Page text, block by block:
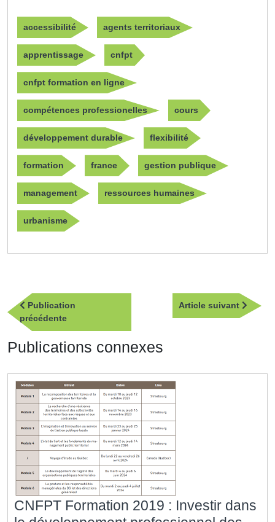
accessibilité agents territoriaux
apprentissage cnfpt
cnfpt formation en ligne
compétences professionelles cours
développement durable flexibilité
formation france gestion publique
management ressources humaines
urbanisme
Navigation
de
l’article
Publication
précédentePublication
précédente
Article suivant
Article
Publications connexes
CNFPT Formation 2019 : Investir dans